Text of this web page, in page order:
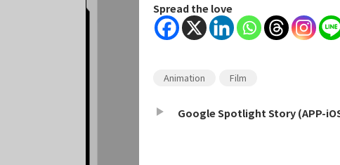
Spread the love
Animation Film
Google Spotlight Story (APP-